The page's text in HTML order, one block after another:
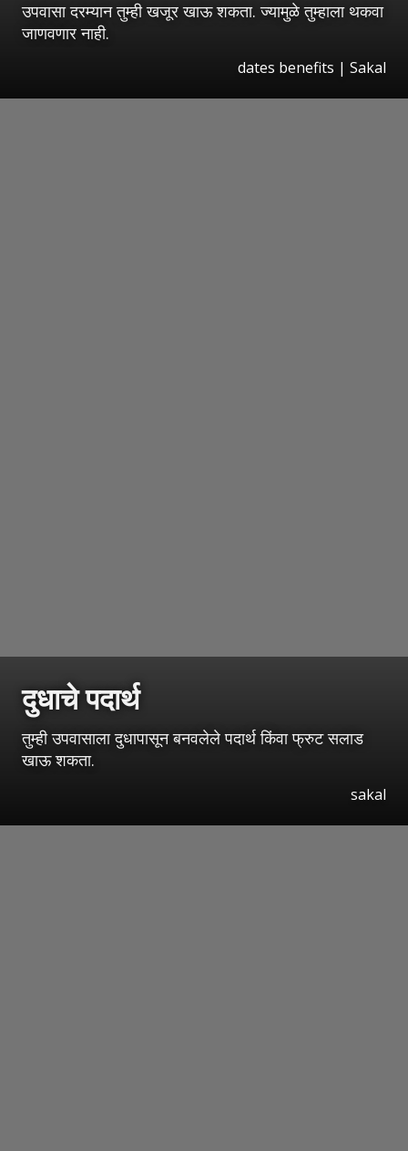
उपवासा दरम्यान तुम्ही खजूर खाऊ शकता. ज्यामुळे तुम्हाला थकवा
जाणवणार नाही.
dates benefits | Sakal
दुधाचे पदार्थ
तुम्ही उपवासाला दुधापासून बनवलेले पदार्थ किंवा फ्रुट सलाड
खाऊ शकता.
sakal